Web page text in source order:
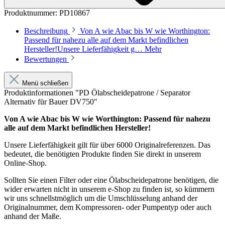
Produktnummer: PD10867
Beschreibung
Von A wie Abac bis W wie Worthington:
Passend für nahezu alle auf dem Markt befindlichen
Hersteller!Unsere Lieferfähigkeit g… Mehr
Bewertungen
Menü schließen
Produktinformationen "PD Ölabscheidepatrone / Separator
Alternativ für Bauer DV750"
Von A wie Abac bis W wie Worthington: Passend für nahezu
alle auf dem Markt befindlichen Hersteller!
Unsere Lieferfähigkeit gilt für über 6000 Originalreferenzen. Das
bedeutet, die benötigten Produkte finden Sie direkt in unserem
Online-Shop.
Sollten Sie einen Filter oder eine Ölabscheidepatrone benötigen, die
wider erwarten nicht in unserem e-Shop zu finden ist, so kümmern
wir uns schnellstmöglich um die Umschlüsselung anhand der
Originalnummer, dem Kompressoren- oder Pumpentyp oder auch
anhand der Maße.